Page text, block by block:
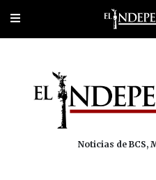
Portada Los Cabos
Noticias de BCS,